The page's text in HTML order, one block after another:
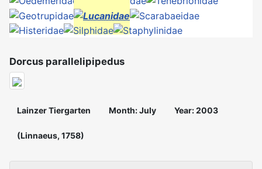
Dorcus parallelipipedus
Lainzer Tiergarten Month: July Year: 2003
(Linnaeus, 1758)